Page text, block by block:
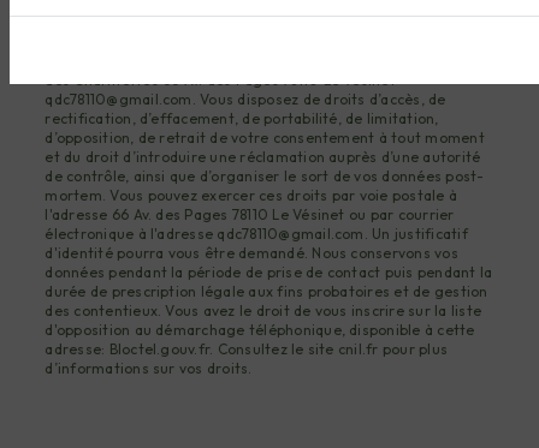
Charmettes et ses sous-traitants dans le seul but de répondre
qdc78110@gmail.com. Vous disposez de droits d’accès, de
rectification, d’effacement, de portabilité, de limitation,
d’opposition, de retrait de votre consentement à tout moment
et du droit d’introduire une réclamation auprès d’une autorité
de contrôle, ainsi que d’organiser le sort de vos données post-
mortem. Vous pouvez exercer ces droits par voie postale à
l'adresse 66 Av. des Pages 78110 Le Vésinet ou par courrier
électronique à l'adresse qdc78110@gmail.com. Un justificatif
d'identité pourra vous être demandé. Nous conservons vos
données pendant la période de prise de contact puis pendant la
durée de prescription légale aux fins probatoires et de gestion
des contentieux. Vous avez le droit de vous inscrire sur la liste
d'opposition au démarchage téléphonique, disponible à cette
adresse: Bloctel.gouv.fr. Consultez le site cnil.fr pour plus
d’informations sur vos droits.